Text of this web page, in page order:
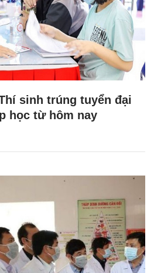
sinh trúng tuyển đại
học từ hôm nay